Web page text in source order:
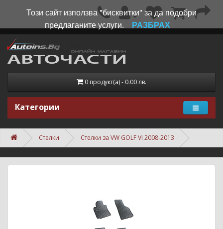
0 продукт(а) - 0.00 лв.
Категории
Стелки Стелки за VW GOLF VI 2008-2013
Този сайт използва "бисквитки" за да подобри
предлаганите услуги.
РАЗБРАХ